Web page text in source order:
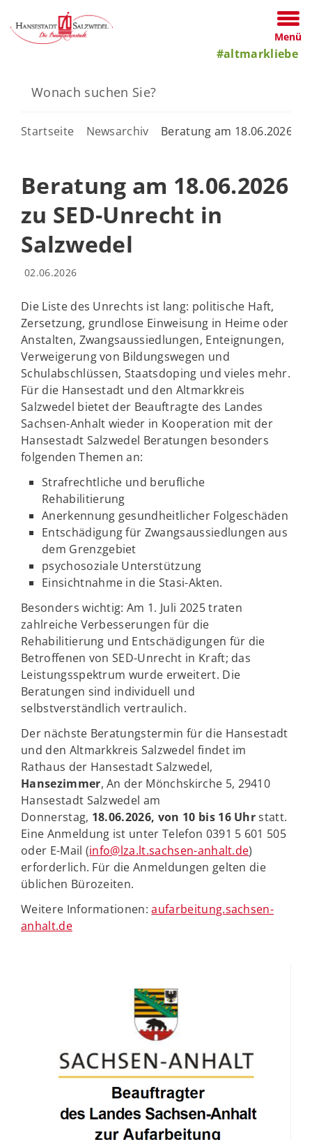
Menü
#altmarkliebe
Startseite Newsarchiv Beratung am 18.06.2026
Beratung am 18.06.2026
zu SED-Unrecht in
Salzwedel
02.06.2026
Die Liste des Unrechts ist lang: politische Haft,
Zersetzung, grundlose Einweisung in Heime oder
Anstalten, Zwangsaussiedlungen, Enteignungen,
Verweigerung von Bildungswegen und
Schulabschlüssen, Staatsdoping und vieles mehr.
Für die Hansestadt und den Altmarkkreis
Salzwedel bietet der Beauftragte des Landes
Sachsen-Anhalt wieder in Kooperation mit der
Hansestadt Salzwedel Beratungen besonders
folgenden Themen an:
Strafrechtliche und berufliche
Rehabilitierung
Anerkennung gesundheitlicher Folgeschäden
Entschädigung für Zwangsaussiedlungen aus
dem Grenzgebiet
psychosoziale Unterstützung
Einsichtnahme in die Stasi-Akten.
Besonders wichtig: Am 1. Juli 2025 traten
zahlreiche Verbesserungen für die
Rehabilitierung und Entschädigungen für die
Betroffenen von SED-Unrecht in Kraft; das
Leistungsspektrum wurde erweitert. Die
Beratungen sind individuell und
selbstverständlich vertraulich.
Der nächste Beratungstermin für die Hansestadt
und den Altmarkkreis Salzwedel findet im
Rathaus der Hansestadt Salzwedel,
Hansezimmer, An der Mönchskirche 5, 29410
Hansestadt Salzwedel am
Donnerstag, 18.06.2026, von 10 bis 16 Uhrstatt.
Eine Anmeldung ist unter Telefon 0391 5 601 505
oder E-Mail (info@lza.lt.sachsen-anhalt.de)
erforderlich. Für die Anmeldungen gelten die
üblichen Bürozeiten.
Weitere Informationen:aufarbeitung.sachsen-
anhalt.de